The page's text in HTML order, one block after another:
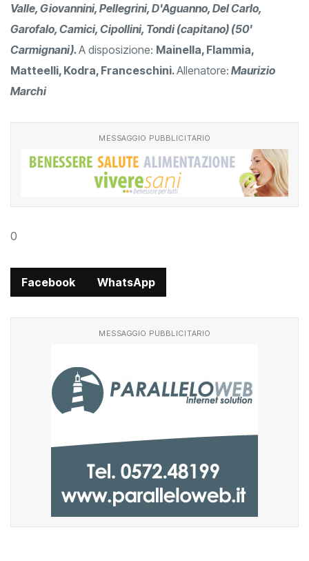
Valle, Giovannini, Pellegrini, D'Aguanno, Del Carlo,
Garofalo, Camici, Cipollini, Tondi (capitano) (50'
Carmignani).A disposizione: Mainella, Flammia,
Matteelli, Kodra, Franceschini.Allenatore: Maurizio
Marchi
MESSAGGIO PUBBLICITARIO
0
Facebook WhatsApp
MESSAGGIO PUBBLICITARIO